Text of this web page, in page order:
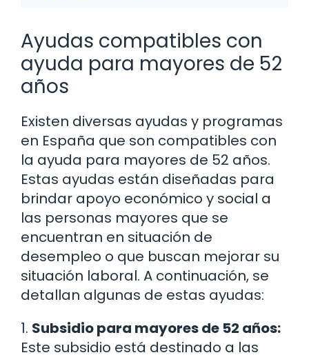
Ayudas compatibles con
ayuda para mayores de 52
años
Existen diversas ayudas y programas
en España que son compatibles con
la ayuda para mayores de 52 años.
Estas ayudas están diseñadas para
brindar apoyo económico y social a
las personas mayores que se
encuentran en situación de
desempleo o que buscan mejorar su
situación laboral. A continuación, se
detallan algunas de estas ayudas:
1. Subsidio para mayores de 52 años:
Este subsidio está destinado a las